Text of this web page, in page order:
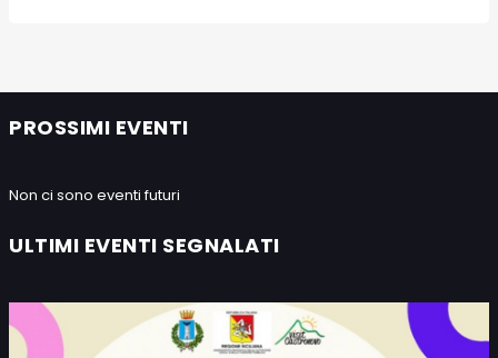
PROSSIMI EVENTI
Non ci sono eventi futuri
ULTIMI EVENTI SEGNALATI